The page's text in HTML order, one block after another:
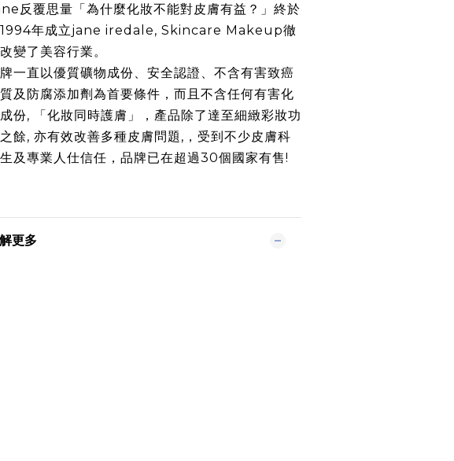
反覆思量「為什麼化妝不能對皮膚有益？」終於
1994年成立jane iredale, Skincare Makeup徹
變了美容行業。
一直以優質礦物成份、安全認證、不含有害致癌
及防腐添加劑為首要條件，而且不含任何有害化
份,
「化妝同時護膚」，產品除了達至細緻彩妝功
餘, 亦有效改善多種皮膚問題, ，受到不少皮膚科
及專業人仕信任，品牌已在超過30個國家有售!
更多